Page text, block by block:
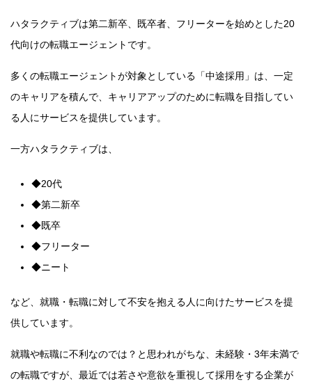
ハタラクティブは第二新卒、既卒者、フリーターを始めとした20
代向けの転職エージェントです。
多くの転職エージェントが対象としている「中途採用」は、一定
のキャリアを積んで、キャリアアップのために転職を目指してい
る人にサービスを提供しています。
一方ハタラクティブは、
◆20代
◆第二新卒
◆既卒
◆フリーター
◆ニート
など、就職・転職に対して不安を抱える人に向けたサービスを提
供しています。
就職や転職に不利なのでは？と思われがちな、未経験・3年未満で
の転職ですが、最近では若さや意欲を重視して採用をする企業が